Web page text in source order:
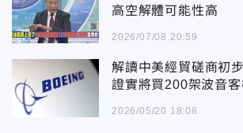
高空解體可能性高
2026/07/08 20:59
解讀中美經貿磋商初
證實將買200架波音客
2026/05/20 18:08